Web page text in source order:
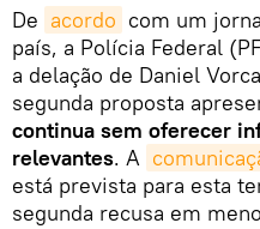
De acordo com um
país, a Polícia Federal
a delação de Daniel
segunda proposta
continua sem oferecer
relevantes. A
está prevista para esta
segunda recusa em